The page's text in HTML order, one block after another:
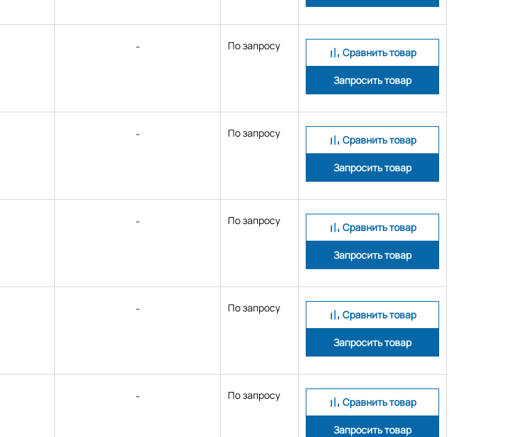
- По запросу
Сравнить товар
Запросить товар
- По запросу
Сравнить товар
Запросить товар
- По запросу
Сравнить товар
Запросить товар
- По запросу
Сравнить товар
Запросить товар
- По запросу
Сравнить товар
Запросить товар